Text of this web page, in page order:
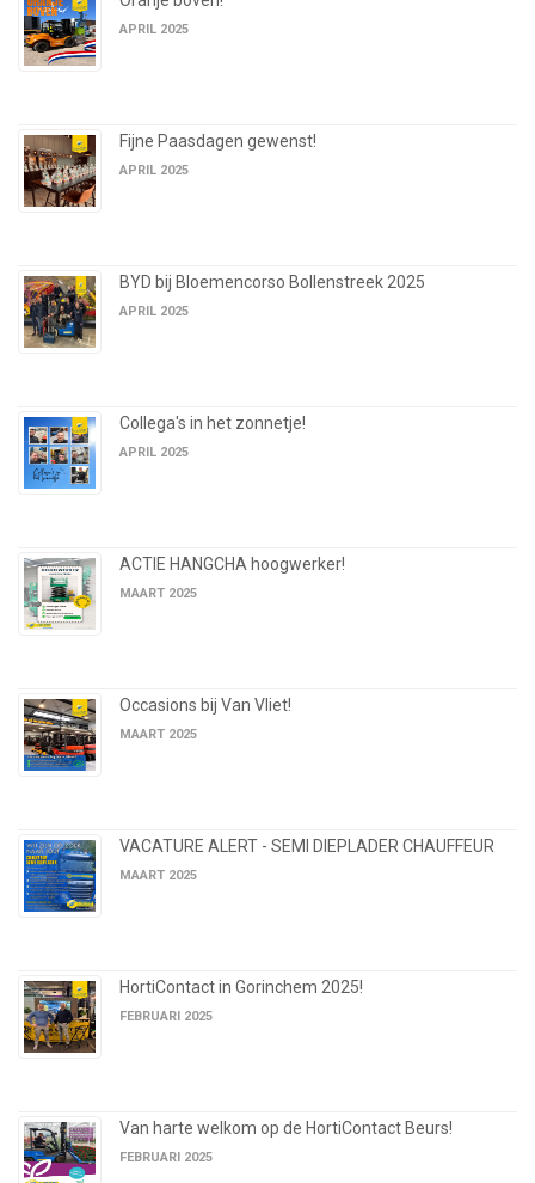
APRIL 2025
Fijne Paasdagen gewenst!
APRIL 2025
BYD bij Bloemencorso Bollenstreek 2025
APRIL 2025
Collega's in het zonnetje!
APRIL 2025
ACTIE HANGCHA hoogwerker!
MAART 2025
Occasions bij Van Vliet!
MAART 2025
VACATURE ALERT - SEMI DIEPLADER CHAUFFEUR
MAART 2025
HortiContact in Gorinchem 2025!
FEBRUARI 2025
Van harte welkom op de HortiContact Beurs!
FEBRUARI 2025